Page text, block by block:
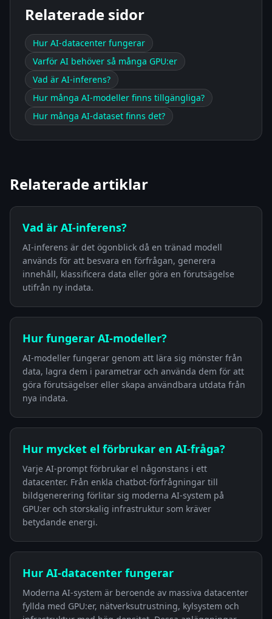
Relaterade sidor
Hur AI-datacenter fungerar
Varför AI behöver så många GPU:er
Vad är AI-inferens?
Hur många AI-modeller finns tillgängliga?
Hur många AI-dataset finns det?
Relaterade artiklar
Vad är AI-inferens?
AI-inferens är det ögonblick då en tränad modell
används för att besvara en förfrågan, generera
innehåll, klassificera data eller göra en förutsägelse
utifrån ny indata.
Hur fungerar AI-modeller?
AI-modeller fungerar genom att lära sig mönster från
data, lagra dem i parametrar och använda dem för att
göra förutsägelser eller skapa användbara utdata från
nya indata.
Hur mycket el förbrukar en AI-fråga?
Varje AI-prompt förbrukar el någonstans i ett
datacenter. Från enkla chatbot-förfrågningar till
bildgenerering förlitar sig moderna AI-system på
GPU:er och storskalig infrastruktur som kräver
betydande energi.
Hur AI-datacenter fungerar
Moderna AI-system är beroende av massiva datacenter
fyllda med GPU:er, nätverksutrustning, kylsystem och